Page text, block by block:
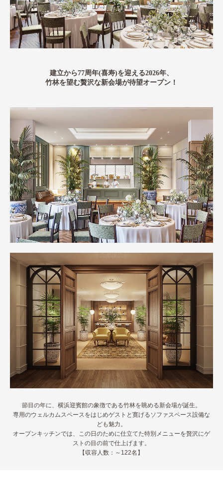
建立から77周年(喜寿)を迎える2026年、
竹林を望む贅沢な新会場が待望オープン！
節目の年に、横浜迎賓館の象徴である竹林を眺める新会場が誕生。
専用のウェルカムスペースをはじめゲストと寛げるソファスペース設備な
ども魅力。
オープンキッチンでは、この日のために仕立てた特別メニューを贅沢にゲ
ストの目の前で仕上げます。
【収容人数：～122名】